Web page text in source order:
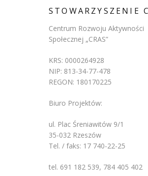
STOWARZYSZENIE
Centrum Rozwoju Aktywności
Społecznej „CRAS”
KRS: 0000264928
NIP: 813-34-77-478
REGON: 180170225
Biuro Projektów:
ul. Plac Śreniawitów 9/1
35-032 Rzeszów
Tel. / faks: 17 740-22-25
tel. 691 182 539, 784 405 402